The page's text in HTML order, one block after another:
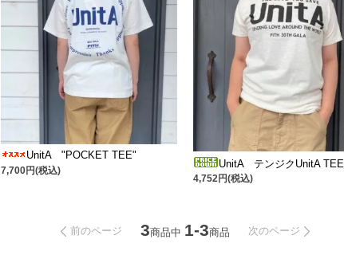
UnitA "POCKET TEE"
7,700円(税込)
UnitA テンジクUnitA TEE
4,752円(税込)
前のページ 3商品中 1-3商品 次のページ